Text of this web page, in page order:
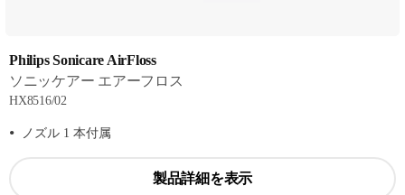
Philips Sonicare AirFloss
ソニッケアー エアーフロス
HX8516/02
ノズル 1 本付属
製品詳細を表示